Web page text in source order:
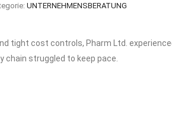
UNTERNEHMENSBERATUNG
tight cost controls, Pharm Ltd.
chain struggled to keep pace.